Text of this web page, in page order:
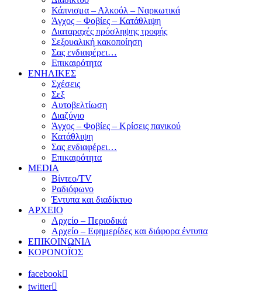
Κάπνισμα – Αλκοόλ – Ναρκωτικά
Άγχος – Φοβίες – Κατάθλιψη
Διαταραχές πρόσληψης τροφής
Σεξουαλική κακοποίηση
Σας ενδιαφέρει…
Επικαιρότητα
ΕΝΗΛΙΚΕΣ
Σχέσεις
Σεξ
Αυτοβελτίωση
Διαζύγιο
Άγχος – Φοβίες – Κρίσεις πανικού
Κατάθλιψη
Σας ενδιαφέρει…
Επικαιρότητα
MEDIA
Βίντεο/TV
Ραδιόφωνο
Έντυπα και διαδίκτυο
ΑΡΧΕΙΟ
Αρχείο – Περιοδικά
Αρχείο – Εφημερίδες και διάφορα έντυπα
ΕΠΙΚΟΙΝΩΝΙΑ
ΚΟΡΟΝΟΪΟΣ
facebook
twitter